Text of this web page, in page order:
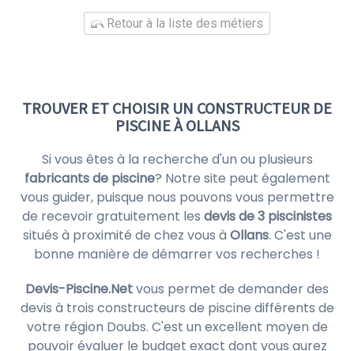
Retour à la liste des métiers
TROUVER ET CHOISIR UN CONSTRUCTEUR DE
PISCINE À OLLANS
Si vous êtes à la recherche d'un ou plusieurs
fabricants de piscine? Notre site peut également
vous guider, puisque nous pouvons vous permettre
de recevoir gratuitement les devis de 3 piscinistes
situés à proximité de chez vous à Ollans. C'est une
bonne manière de démarrer vos recherches !
Devis-Piscine.Netvous permet de demander des
devis à trois constructeurs de piscine différents de
votre région Doubs. C'est un excellent moyen de
pouvoir évaluer le budget exact dont vous aurez